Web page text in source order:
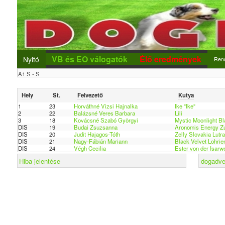
Nyitó VB és EO válogatók Élő eredmények
Hely St. Felvezető Kutya
1
23 Horváthné Vizsi Hajnalka Ike "Ike"
2
22 Balázsné Veres Barbara Lili
3
18 Kovácsné Szabó Györgyi Mystic Moonlight
DIS
19 Budai Zsuzsanna Aronomis Energy
DIS
20 Judit Hajagos-Tóth Zelly Slovakia
DIS
21 Nagy-Fábián Mariann Black Velvet
DIS
24 Végh Cecilia Ester von der
Hiba jelentése